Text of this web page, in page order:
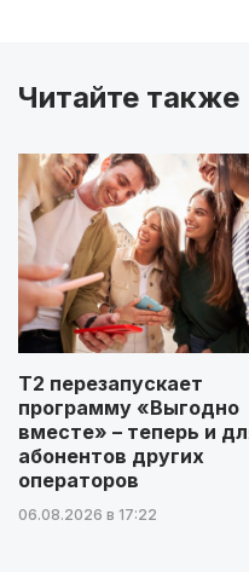
Читайте также
Т2 перезапускает
программу «Выгодно
вместе» – теперь и
абонентов других
операторов
06.08.2026 в 17:22